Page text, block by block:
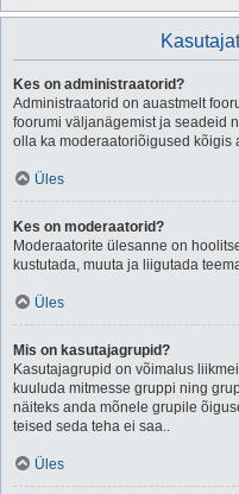
Kes on administraatorid?
Administraatorid on auastmelt
foorumi väljanägemist ja seadeid
olla ka moderaatoriõigused kõigis
Üles
Kes on moderaatorid?
Moderaatorite ülesanne on
kustutada, muuta ja liigutada
Üles
Mis on kasutajagrupid?
Kasutajagrupid on võimalus
kuuluda mitmesse gruppi ning
näiteks anda mõnele grupile
teised seda teha ei saa..
Üles